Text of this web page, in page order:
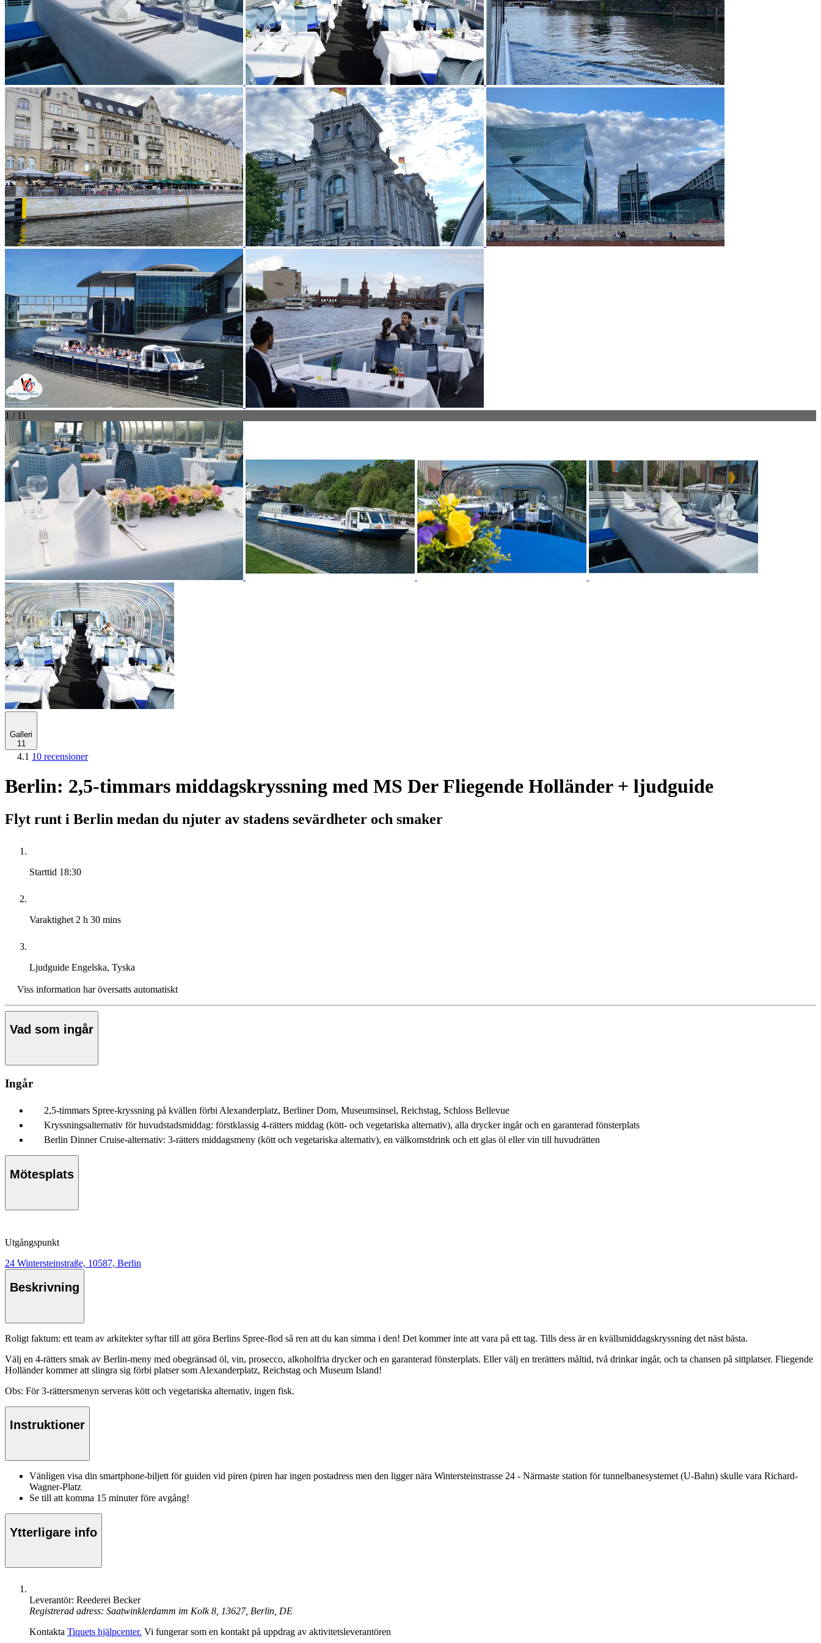
1 / 11
Galleri
11
4.1 10 recensioner
Berlin: 2,5-timmars middagskryssning med MS Der Fliegende Holländer + ljudguide
Flyt runt i Berlin medan du njuter av stadens sevärdheter och smaker
Starttid 18:30
Varaktighet 2 h 30 mins
Ljudguide Engelska, Tyska
Viss information har översatts automatiskt
Vad som ingår
Ingår
2,5-timmars Spree-kryssning på kvällen förbi Alexanderplatz, Berliner Dom, Museumsinsel, Reichstag, Schloss Bellevue
Kryssningsalternativ för huvudstadsmiddag: förstklassig 4-rätters middag (kött- och vegetariska alternativ), alla drycker ingår och en garanterad fönsterplats
Berlin Dinner Cruise-alternativ: 3-rätters middagsmeny (kött och vegetariska alternativ), en välkomstdrink och ett glas öl eller vin till huvudrätten
Mötesplats
Utgångspunkt
24 Wintersteinstraße, 10587, Berlin
Beskrivning
Roligt faktum: ett team av arkitekter syftar till att göra Berlins Spree-flod så ren att du kan simma i den! Det kommer inte att vara på ett tag. Tills dess är en kvällsmiddagskryssning det näst bästa.
Välj en 4-rätters smak av Berlin-meny med obegränsad öl, vin, prosecco, alkoholfria drycker och en garanterad fönsterplats. Eller välj en trerätters måltid, två drinkar ingår, och ta chansen på sittplatser. Fliegende
Holländer kommer att slingra sig förbi platser som Alexanderplatz, Reichstag och Museum Island!
Obs: För 3-rättersmenyn serveras kött och vegetariska alternativ, ingen fisk.
Instruktioner
Vänligen visa din smartphone-biljett för guiden vid piren (piren har ingen postadress men den ligger nära Wintersteinstrasse 24 - Närmaste station för tunnelbanesystemet (U-Bahn) skulle vara Richard-
Wagner-Platz
Se till att komma 15 minuter före avgång!
Ytterligare info
Leverantör: Reederei Becker
Registrerad adress: Saatwinklerdamm im Kolk 8, 13627, Berlin, DE
Kontakta Tiquets hjälpcenter. Vi fungerar som en kontakt på uppdrag av aktivitetsleverantören